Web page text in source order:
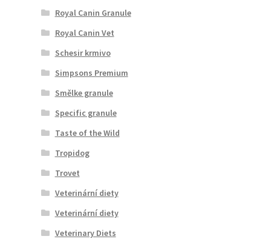
Royal Canin Granule
Royal Canin Vet
Schesir krmivo
Simpsons Premium
Smělke granule
Specific granule
Taste of the Wild
Tropidog
Trovet
Veterinární diety
Veterinární diety
Veterinary Diets